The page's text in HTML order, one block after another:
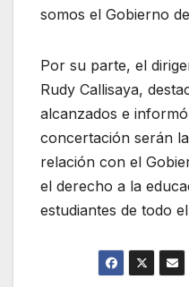
somos el Gobierno
Por su parte, el
Rudy Callisaya,
alcanzados e
concertación serán
relación con el
el derecho a la
estudiantes de todo